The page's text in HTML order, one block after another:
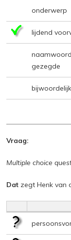
onderwerp
lijdend
gezegde
Vraag:
Multiple choice
Dat zegt Henk van